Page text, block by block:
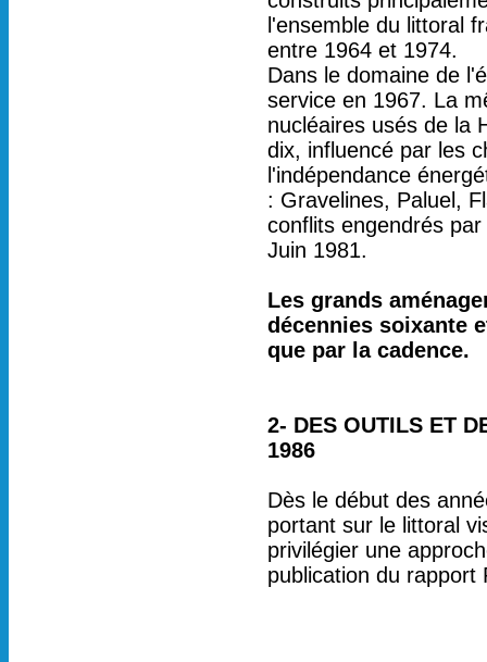
l'ensemble du littoral
entre 1964 et 1974.
Dans le domaine de
service en 1967. La
nucléaires usés de la
dix, influencé par les
l'indépendance
: Gravelines, Paluel,
conflits engendrés
Juin 1981.
Les grands
décennies soixante
que par la cadence.
2- DES OUTILS ET
1986
Dès le début des
portant sur le littoral
privilégier une
publication du rapport